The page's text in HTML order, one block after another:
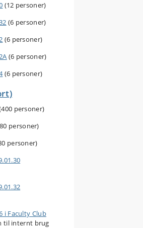
(12 personer)
(6 personer)
(6 personer)
(6 personer)
(6 personer)
personer)
personer)
personer)
i Faculty Club
til internt brug